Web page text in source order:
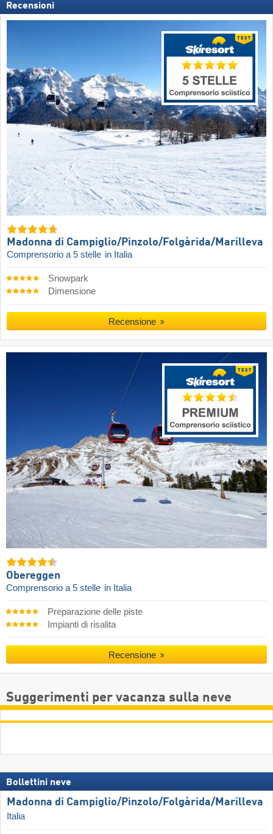
Recensioni
Madonna di Campiglio/​Pinzolo/​Folgàrida/​Marilleva
Comprensorio a 5 stelle in Italia
Snowpark
Dimensione
Recensione
Obereggen
Comprensorio a 5 stelle in Italia
Preparazione delle piste
Impianti di risalita
Recensione
Suggerimenti per vacanza sulla neve
Bollettini neve
Madonna di Campiglio/​Pinzolo/​Folgàrida/​Marilleva
Italia